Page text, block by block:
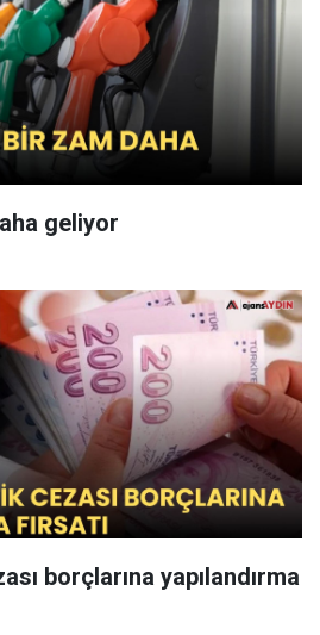
geliyor
borçlarına yapılandırma